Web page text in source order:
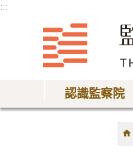
:::
認識監察院
:::